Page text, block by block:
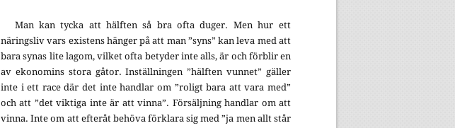
Man kan tycka att hälften så bra ofta duger. Men hur ett
näringsliv vars existens hänger på att man ”syns” kan leva med att
bara synas lite lagom, vilket ofta betyder inte alls, är och förblir en
av ekonomins stora gåtor. Inställningen ”hälften vunnet” gäller
inte i ett race där det inte handlar om ”roligt bara att vara med”
och att ”det viktiga inte är att vinna”. Försäljning handlar om att
vinna. Inte om att efteråt behöva förklara sig med ”ja men allt står